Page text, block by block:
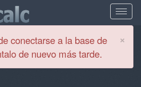
×
conectarse a la base de
de nuevo más tarde.